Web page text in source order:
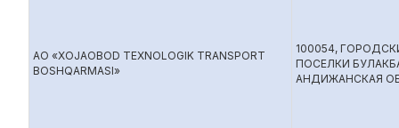
АО «XOJAOBOD TEXNOLOGIK TRANSPORT
BOSHQARMASI»
100054,
ПОСЕЛКИ
АНДИЖАНСКАЯ